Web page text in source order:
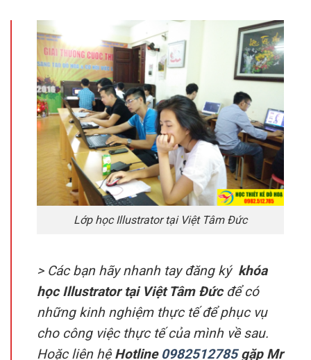
Lớp học Illustrator tại Việt Tâm Đức
> Các bạn hãy nhanh tay đăng ký khóa
học Illustrator tại Việt Tâm Đứcđể có
những kinh nghiệm thực tế để phục vụ
cho công việc thực tế của mình về sau.
Hoặc liên hệ Hotline 0982512785gặp Mr